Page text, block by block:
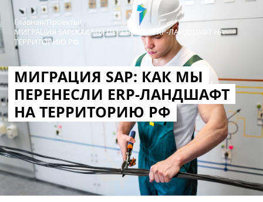
Главная/Проекты/
МИГРАЦИЯ SAP: КАК МЫ ПЕРЕНЕСЛИ ERP-ЛАНДШАФТ НА
ТЕРРИТОРИЮ РФ
МИГРАЦИЯ SAP: КАК МЫ
ПЕРЕНЕСЛИ ERP-ЛАНДШАФТ
НА ТЕРРИТОРИЮ РФ
Контакты